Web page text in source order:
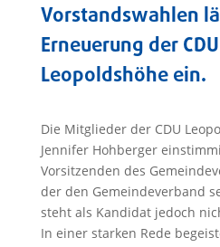
Vorstandswahlen
Erneuerung der
Leopoldshöhe ein.
Die Mitglieder der CDU
Jennifer Hohberger
Vorsitzenden des
der den Gemeindeverband
steht als Kandidat jedoch
In einer starken Rede